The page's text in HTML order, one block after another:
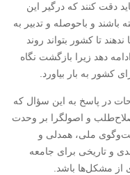
دقت کنند که درگیر این
باشند و باحوصله و تدبیر به
تا کشور بتواند روند
دهد زیرا بازگشت نگاه
کشور به بار بیاورد.
در پاسخ به این سؤال که
و اصولگرا بر وحدت
ملی، همدلی و
و تاریخی برای جامعه
مشکل‌ها باشد.